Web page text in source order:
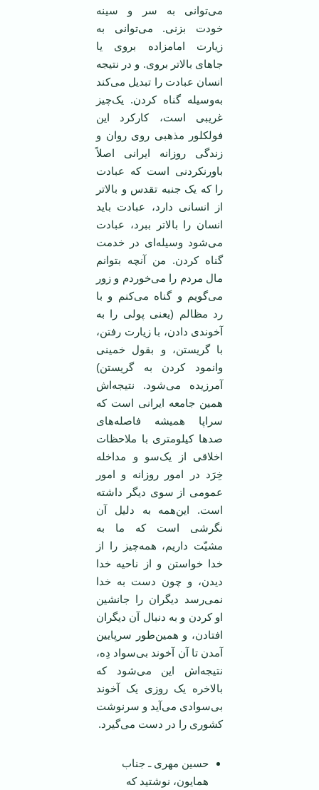
می‌توانی به سر و سینه
خودت بزنی. می‌توانی به
زیارت امامزاده بروی یا
جاهای بالا‌تر بروی. و در نتیجه
انسان عبادت را تبدیل می‌کند
به‌وسیله گناه کردن. یک‌چیز
غریبی است، کارکرد این
فولکلور مذهبی روی روان و
زندگی روزانه ایرانی اصلاً
باورنکردنی است که عبادت
را که یک جنبه تقدس و بالا‌تر
از انسانی دارد، عبادت باید
انسان را بالا‌تر ببرد، عبادت
می‌شود وسیله‌ای در خدمت
گناه کردن. من آنچه بتوانم
مال مردم را می‌خوردم و زور
می‌گویم و گناه می‌کنم و با
رد مظالم (یعنی پولی را به
آخوندی دادن، با زیارت رفتن،
با گریستن، و بقول خمینی
وانمود کردن به گریستن)
آمرزیده می‌شود. نتیجه‌اش
همین جامعه ایرانی است که
سراپا همیشه فاصله‌های
صد‌ها کیلومتری با ملاحظات
اخلاقی از یک‌سو و مداخله
خِرَد در امور روزانه و امور
عمومی از سوی دیگر داشته
است. این‌همه به دلیل آن
نگرشی است که ما به
مشیّت داریم، همه‌چیز را از
خدا خواستن و از ناحیه خدا
دیدن، و چون دست به خدا
نمی‌رسد دیگران را جانشین
او کردن و به دنبال آن دیگران
افتادن، و همین‌طور سرپایین
آمدن تا آن آخوند بی‌سواد دِه،
نتیجه‌اش این می‌شود که
بالاخره یک روزی یک آخوند
بی‌سوادی می‌آید و سرنوشت
کشوری را در دست می‌گیرد.
حسین مهری ـ جناب
همایون، نوشتید که